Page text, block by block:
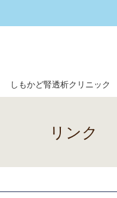
しもかど腎透析クリニック
リンク